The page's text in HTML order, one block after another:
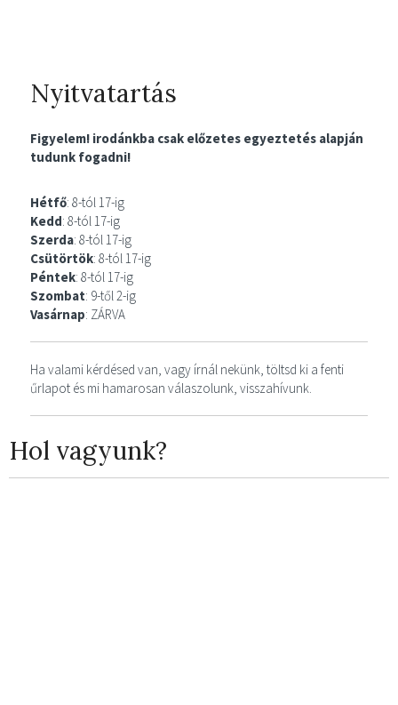
Nyitvatartás
Figyelem! irodánkba csak előzetes egyeztetés alapján
tudunk fogadni!
Hétfő: 8-tól 17-ig
Kedd: 8-tól 17-ig
Szerda: 8-tól 17-ig
Csütörtök: 8-tól 17-ig
Péntek: 8-tól 17-ig
Szombat: 9-től 2-ig
Vasárnap: ZÁRVA
Ha valami kérdésed van, vagy írnál nekünk, töltsd ki a fenti
űrlapot és mi hamarosan válaszolunk, visszahívunk.
Hol vagyunk?